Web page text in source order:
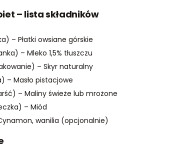
– lista składników
– Płatki owsiane górskie
– Mleko 1,5% tłuszczu
– Skyr naturalny
– Masło pistacjowe
– Maliny świeże lub mrożone
– Miód
wanilia (opcjonalnie)